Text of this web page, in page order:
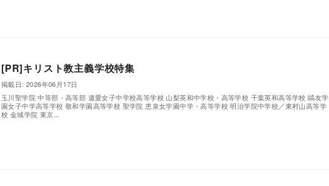
[PR]キリスト教主義学校特集
掲載日: 2026年06月17日
玉川聖学院 中等部・高等部 遺愛女子中学校高等学校 山梨英和中学校・高等学校 千葉英和高等学校 鷗友学
園女子中学高等学校 敬和学園高等学校 聖学院 恵泉女学園中学・高等学校 明治学院中学校／東村山高等学
校 金城学院 東京...